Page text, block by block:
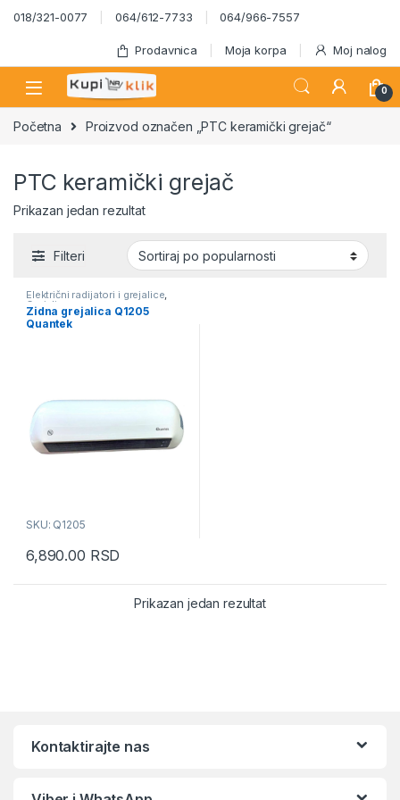
Skip to navigation
Skip to content
018/321-0077 064/612-7733 064/966-7557
Prodavnica Moja korpa Moj nalog
0
Početna Proizvod označen „PTC keramički grejač“
PTC keramički grejač
Prikazan jedan rezultat
Filteri
Električni radijatori i grejalice,
Grejalice
Zidna grejalica Q1205
Quantek
SKU: Q1205
6,890.00 RSD
Prikazan jedan rezultat
Kontaktirajte nas